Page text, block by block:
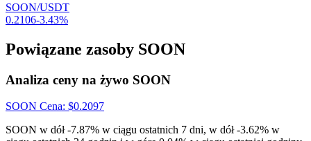
SOON/USDT
0.2106-3.43%
Powiązane zasoby SOON
Analiza ceny na żywo SOON
SOON Cena: $0.2097
SOON w dół -7.87% w ciągu ostatnich 7 dni, w dół -3.62% w